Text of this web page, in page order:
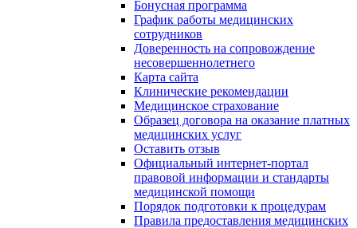
Бонусная программа
График работы медицинских
сотрудников
Доверенность на сопровождение
несовершеннолетнего
Карта сайта
Клинические рекомендации
Медицинское страхование
Образец договора на оказание платных
медицинских услуг
Оставить отзыв
Официальный интернет-портал
правовой информации и стандарты
медицинской помощи
Порядок подготовки к процедурам
Правила предоставления медицинских